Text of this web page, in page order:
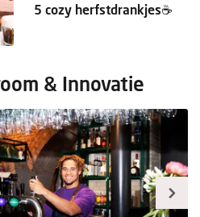
5 cozy herfstdrankjes☕️
& Innovatie